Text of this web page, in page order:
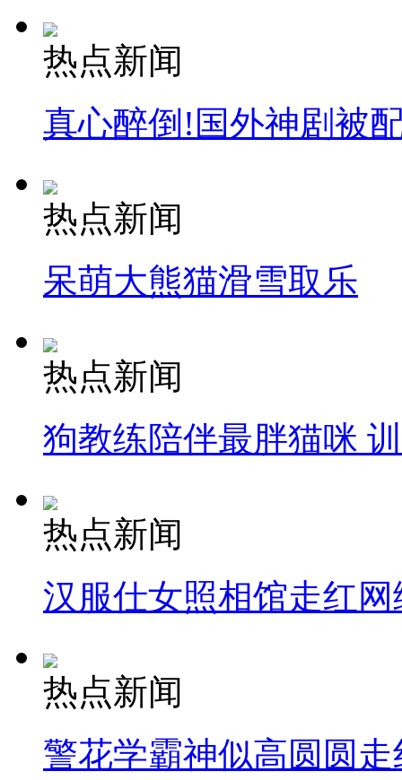
热点新闻
真心醉倒!国外神剧被
热点新闻
呆萌大熊猫滑雪取乐
热点新闻
狗教练陪伴最胖猫咪
热点新闻
汉服仕女照相馆走红网
热点新闻
警花学霸神似高圆圆走